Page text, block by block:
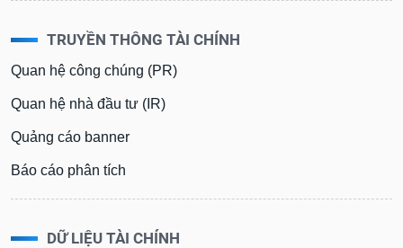
TRUYỀN THÔNG TÀI CHÍNH
Quan hệ công chúng (PR)
Quan hệ nhà đầu tư (IR)
Quảng cáo banner
Báo cáo phân tích
DỮ LIỆU TÀI CHÍNH